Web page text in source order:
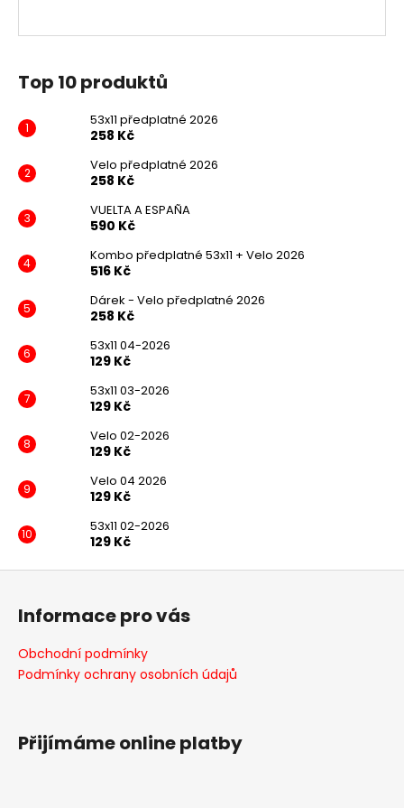
Top 10 produktů
53x11 předplatné 2026
258 Kč
Velo předplatné 2026
258 Kč
VUELTA A ESPAÑA
590 Kč
Kombo předplatné 53x11 + Velo 2026
516 Kč
Dárek - Velo předplatné 2026
258 Kč
53x11 04-2026
129 Kč
53x11 03-2026
129 Kč
Velo 02-2026
129 Kč
Velo 04 2026
129 Kč
53x11 02-2026
129 Kč
Z
Informace pro vás
Obchodní podmínky
Podmínky ochrany osobních údajů
Přijímáme online platby